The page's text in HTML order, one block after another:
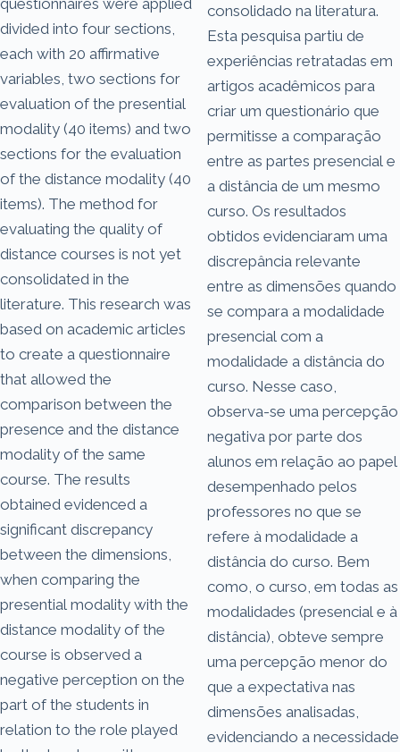
divided into four sections,
each with 20 affirmative
variables, two sections for
evaluation of the presential
modality (40 items) and two
sections for the evaluation
of the distance modality (40
items). The method for
evaluating the quality of
distance courses is not yet
consolidated in the
literature. This research was
based on academic articles
to create a questionnaire
that allowed the
comparison between the
presence and the distance
modality of the same
course. The results
obtained evidenced a
significant discrepancy
between the dimensions,
when comparing the
presential modality with the
distance modality of the
course is observed a
negative perception on the
part of the students in
relation to the role played
consolidado na literatura.
Esta pesquisa partiu de
experiências retratadas em
artigos acadêmicos para
criar um questionário que
permitisse a comparação
entre as partes presencial e
a distância de um mesmo
curso. Os resultados
obtidos evidenciaram uma
discrepância relevante
entre as dimensões quando
se compara a modalidade
presencial com a
modalidade a distância do
curso. Nesse caso,
observa-se uma percepção
negativa por parte dos
alunos em relação ao papel
desempenhado pelos
professores no que se
refere à modalidade a
distância do curso. Bem
como, o curso, em todas as
modalidades (presencial e à
distância), obteve sempre
uma percepção menor do
que a expectativa nas
dimensões analisadas,
evidenciando a necessidade